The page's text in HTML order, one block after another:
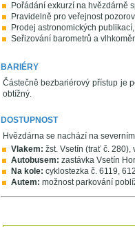
Pořádání exkurzí na hvězdárně
Pravidelně pro veřejnost
Prodej astronomických
Seřizování barometrů a
BARIÉRY
Částečně bezbariérový přístup je
obtížný.
DOSTUPNOST
Hvězdárna se nachází na
Vlakem: žst. Vsetín (trať č. 280),
Autobusem: zastávka Vsetín
Na kole: cyklostezka č. 6119,
Autem: možnost parkování